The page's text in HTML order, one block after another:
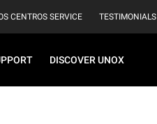
CENTROS SERVICE TESTIMONIALS
DISCOVER UNOX